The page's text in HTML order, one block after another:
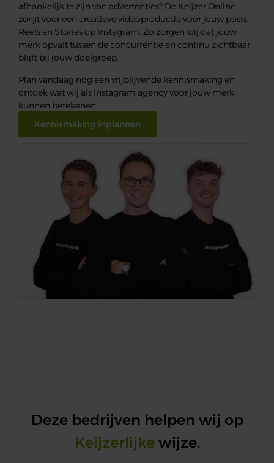
afhankelijk te zijn van advertenties? De Keijzer Online
zorgt voor een creatieve videoproductie voor jouw posts,
Reels en Stories op Instagram. Zo zorgen wij dat jouw
merk opvalt tussen de concurrentie en continu zichtbaar
blijft bij jouw doelgroep.
Plan vandaag nog een vrijblijvende kennismaking en
ontdek wat wij als Instagram agency voor jouw merk
kunnen betekenen.
Kennismaking inplannen
Deze bedrijven helpen wij op
Keijzerlijke wijze.